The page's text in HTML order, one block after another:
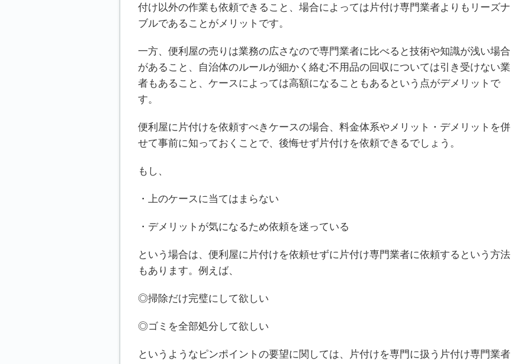
付け以外の作業も依頼できること、場合によっては片付け専門業者よりもリーズナ
ブルであることがメリットです。
一方、便利屋の売りは業務の広さなので専門業者に比べると技術や知識が浅い場合
があること、自治体のルールが細かく絡む不用品の回収については引き受けない業
者もあること、ケースによっては高額になることもあるという点がデメリットで
す。
便利屋に片付けを依頼すべきケースの場合、料金体系やメリット・デメリットを併
せて事前に知っておくことで、後悔せず片付けを依頼できるでしょう。
もし、
・上のケースに当てはまらない
・デメリットが気になるため依頼を迷っている
という場合は、便利屋に片付けを依頼せずに片付け専門業者に依頼するという方法
もあります。例えば、
◎掃除だけ完璧にして欲しい
◎ゴミを全部処分して欲しい
というようなピンポイントの要望に関しては、片付けを専門に扱う片付け専門業者